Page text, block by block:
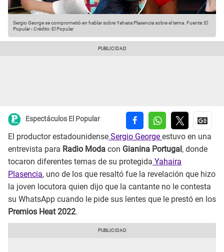
Sergio George se comprometió en hablar sobre Yahaira Plasencia sobre el tema. Fuente: El
Popular-Crédito: El Popular
Espectáculos El Popular
El productor estadounidense Sergio George estuvo en una
entrevista para Radio Moda con Gianina Portugal , donde
tocaron diferentes temas de su protegida Yahaira
Plasencia, uno de los que resaltó fue la revelación que hizo
la joven locutora quien dijo que la cantante no le contesta
su WhatsApp cuando le pide sus lentes que le prestó en los
Premios Heat 2022.